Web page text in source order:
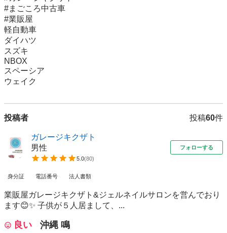
#まごころ中古車
#業販屋
軽自動車
ダイハツ
スズキ
NBOX
スペーシア
ウェイク
投稿者 投稿60件
ガレージキクザト
男性
5.0(80)
フォローする
身分証 電話番号 法人書類
業販屋ガレージキクザト&ジェルネイルサロンを営んでおり
ます😊✨ 子供が５人居まして、...
良い
沖縄 鳴